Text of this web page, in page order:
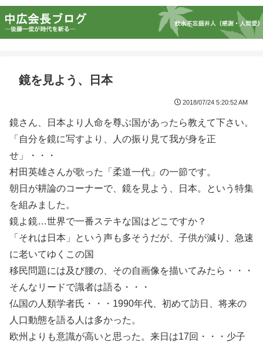
鏡を見よう、日本
2018/07/24 5:20:52 AM
鏡さん、日本より人命を尊ぶ国があったら教えて下さい。
「自分を鏡に写すより、人の振り見て我が身を正
せ」・・・
村田英雄さんが歌った「柔道一代」の一節です。
朝日が耕論のコーナーで、鏡を見よう、日本。という特集
を組みました。
鏡よ鏡…世界で一番ステキな国はどこですか？
「それは日本」という声も多そうだが、子供が減り、急速
に老いてゆくこの国
移民問題には及び腰の、その自画像を描いてみたら・・・
そんなリードで識者は語る・・・
仏国の人類学者氏・・・1990年代、初めて訪日、将来の
人口動態を語る人は多かった。
欧州よりも意識が高いと思った。来日は17回・・・少子